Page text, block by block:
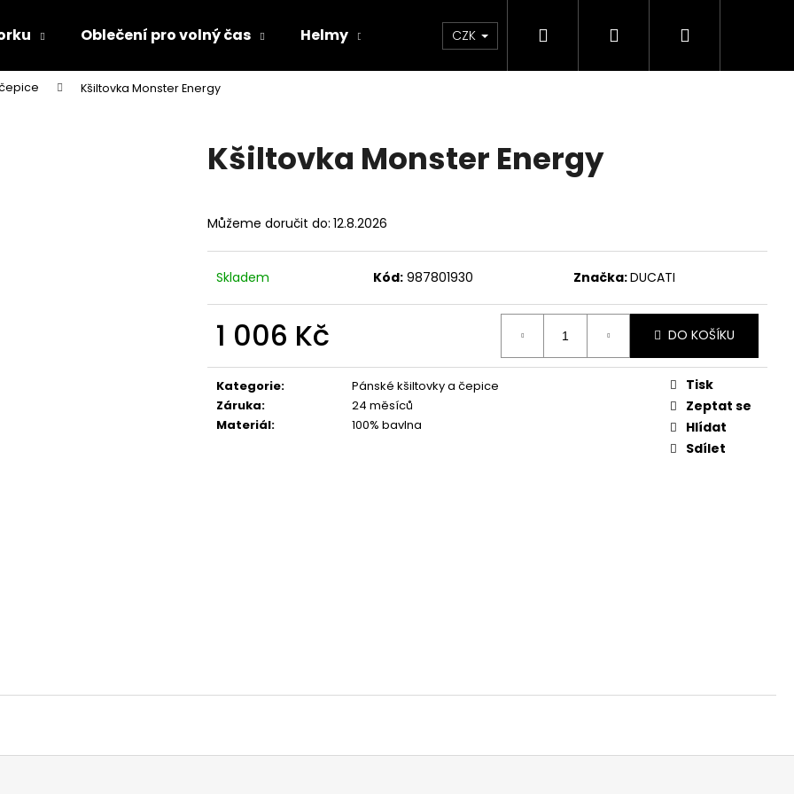
Oblečení pro volný čas Helmy Chrániče Díly Doplňky a předměty
CZK Hledat PřihlášeníNákupní
Kšiltovka Monster Energy
Kšiltovka Monster Energy
Můžeme doručit do: 12.8.2026
Skladem Kód: 987801930 Značka:DUCATI
1 006 Kč
cena:
DO KOŠÍKU
Kategorie:
Pánské kšiltovky a čepice
Záruka:
24 měsíců
Materiál: 100% bavlna
Tisk
Zeptat se
Hlídat
Sdílet
Co potřebujete najít?
HLEDAT
TRIČKO DC SPEED ČERVENO-ČERNÉ